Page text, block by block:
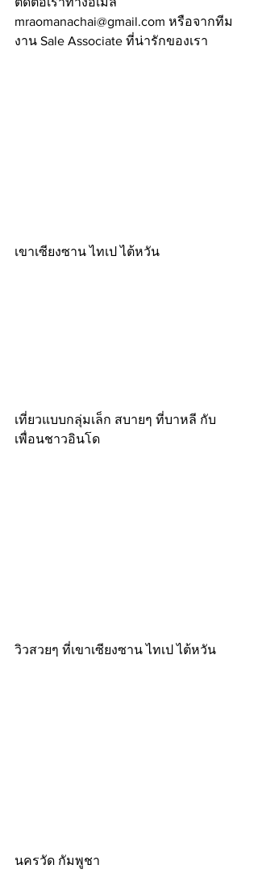
mraomanachai@gmail.com หรือจากทีม
งาน Sale Associate ที่น่ารักของเรา
เขาเซียงซาน ไทเป ไต้หวัน
เที่ยวแบบกลุ่มเล็ก สบายๆ ที่บาหลี กับ
เพื่อนชาวอินโด
วิวสวยๆ ที่เขาเซียงซาน ไทเป ไต้หวัน
นครวัด กัมพูชา